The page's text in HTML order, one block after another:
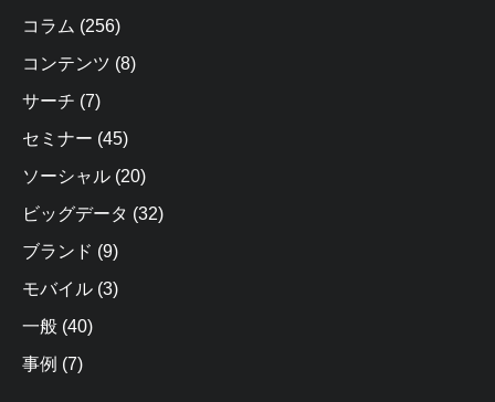
コラム (256)
コンテンツ (8)
サーチ (7)
セミナー (45)
ソーシャル (20)
ビッグデータ (32)
ブランド (9)
モバイル (3)
一般 (40)
事例 (7)